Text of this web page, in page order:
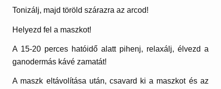
Tonizálj, majd töröld szárazra az arcod!
Helyezd fel a maszkot!
A 15-20 perces hatóidő alatt pihenj, relaxálj, élvezd a
ganodermás kávé zamatát!
A maszk eltávolítása után, csavard ki a maszkot és az